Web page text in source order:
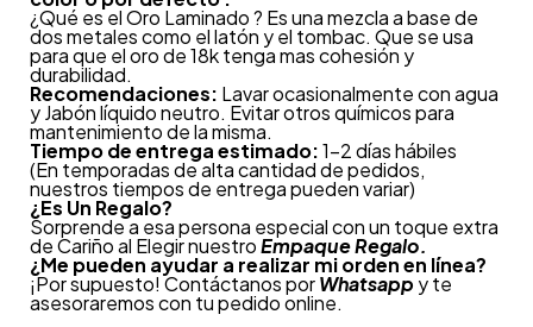
¿Qué es el Oro Laminado ? Es una mezcla a base de
dos metales como el latón y el tombac. Que se usa
para que el oro de 18k tenga mas cohesión y
durabilidad.
Recomendaciones: Lavar ocasionalmente con agua
y Jabón líquido neutro. Evitar otros químicos para
mantenimiento de la misma.
Tiempo de entrega estimado:1-2 días hábiles
(En temporadas de alta cantidad de pedidos,
nuestros tiempos de entrega pueden variar)
¿Es Un Regalo?
Sorprende a esa persona especial con un toque extra
de Cariño al Elegir nuestroEmpaque Regalo.
¿Me pueden ayudar a realizar mi orden en línea?
¡Por supuesto! Contáctanos porWhatsapp y te
asesoraremos con tu pedido online.